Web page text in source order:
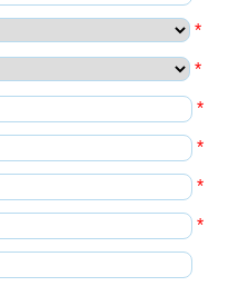
*
*
*
*
*
*